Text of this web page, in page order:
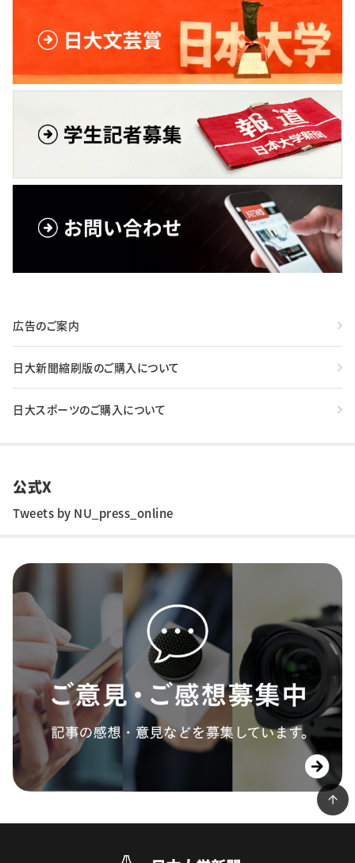
広告のご案内
日大新聞縮刷版のご購入について
日大スポーツのご購入について
公式X
Tweets by NU_press_online